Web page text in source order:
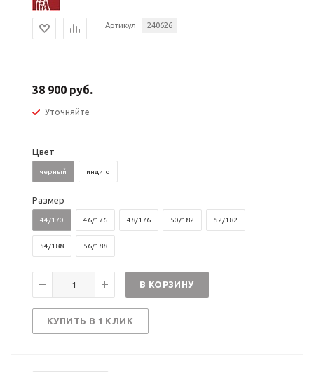
Артикул 240626
38 900 руб.
Уточняйте
Цвет
черный индиго
Размер
44/170 46/176 48/176 50/182 52/182
54/188 56/188
В КОРЗИНУ
КУПИТЬ В 1 КЛИК